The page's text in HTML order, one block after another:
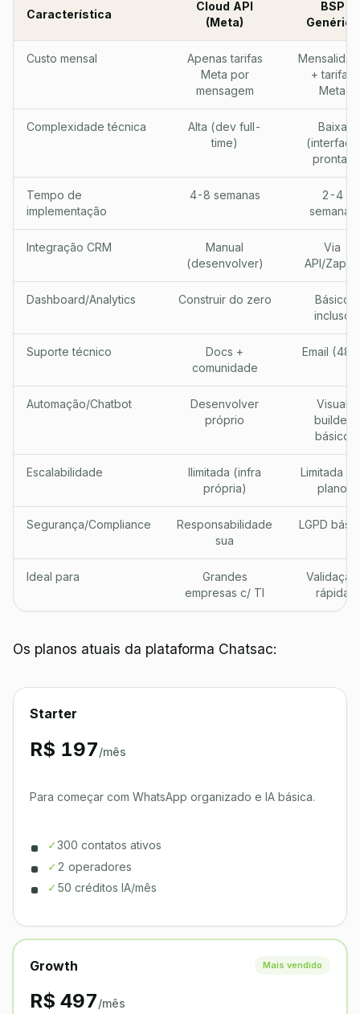
Característica
Cloud API
(Meta)
BSP
Genérico
Custo mensal
Apenas tarifas
Meta por
mensagem
+ tarifas
Meta
Complexidade técnica
Alta (dev full-
time)
Baixa
(interface
pronta)
Tempo de
implementação
4-8 semanas
2-4
semanas
Integração CRM
Manual
(desenvolver)
Via
API/Zapier
Dashboard/Analytics Construir do zero
Básico
incluso
Suporte técnico
Docs +
comunidade
Email
Automação/Chatbot
Desenvolver
próprio
Visual
builder
básico
Escalabilidade
Ilimitada (infra
própria)
Limitada
plano
Segurança/Compliance
Responsabilidade
sua
LGPD
Ideal para
Grandes
empresas c/ TI
Validação
rápida
Os planos atuais da plataforma Chatsac:
Starter
R$ 197/mês
Para começar com WhatsApp organizado e IA básica.
✓300 contatos ativos
✓ 2 operadores
✓50 créditos IA/mês
Growth Mais vendido
R$ 497/mês